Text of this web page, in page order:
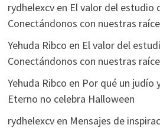
rydhelexcven El valor del estudio
Conectándonos con nuestras
Yehuda Ribco en El valor del
Conectándonos con nuestras
Yehuda Ribco en Por qué un judío
Eterno no celebra Halloween
rydhelexcven Mensajes de